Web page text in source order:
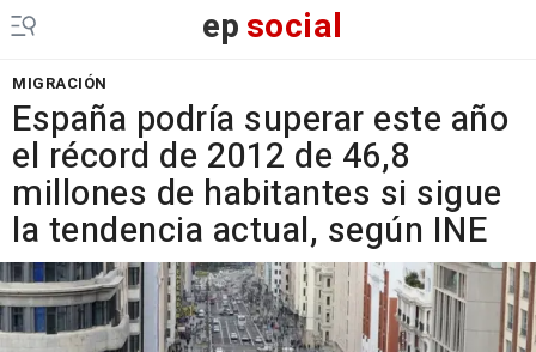
epsocial
MIGRACIÓN
España podría superar este año
el récord de 2012 de 46,8
millones de habitantes si sigue
la tendencia actual, según INE